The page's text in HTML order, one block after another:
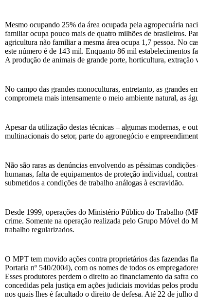
Mesmo ocupando 25% da área ocupada pela agropecuária
familiar ocupa pouco mais de quatro milhões de brasileiros.
agricultura não familiar a mesma área ocupa 1,7 pessoa. No
este número é de 143 mil. Enquanto 86 mil estabelecimentos
A produção de animais de grande porte, horticultura, extração
No campo das grandes monoculturas, entretanto, as grandes
comprometa mais intensamente o meio ambiente natural, as
Apesar da utilização destas técnicas – algumas modernas, e
multinacionais do setor, parte do agronegócio e
Não são raras as denúncias envolvendo as péssimas
humanas, falta de equipamentos de proteção individual,
submetidos a condições de trabalho análogas à escravidão.
Desde 1999, operações do Ministério Público do Trabalho
crime. Somente na operação realizada pelo Grupo Móvel do
trabalho regularizados.
O MPT tem movido ações contra proprietários das fazendas
Portaria nº 540/2004), com os nomes de todos os
Esses produtores perdem o direito ao financiamento da safra
concedidas pela justiça em ações judiciais movidas pelos
nos quais lhes é facultado o direito de defesa. Até 22 de julho